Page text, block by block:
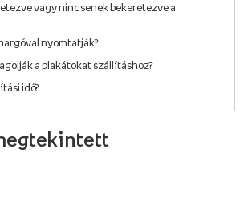
vagy nincsenek bekeretezve a
nyomtatják?
a plakátokat szállításhoz?
idő?